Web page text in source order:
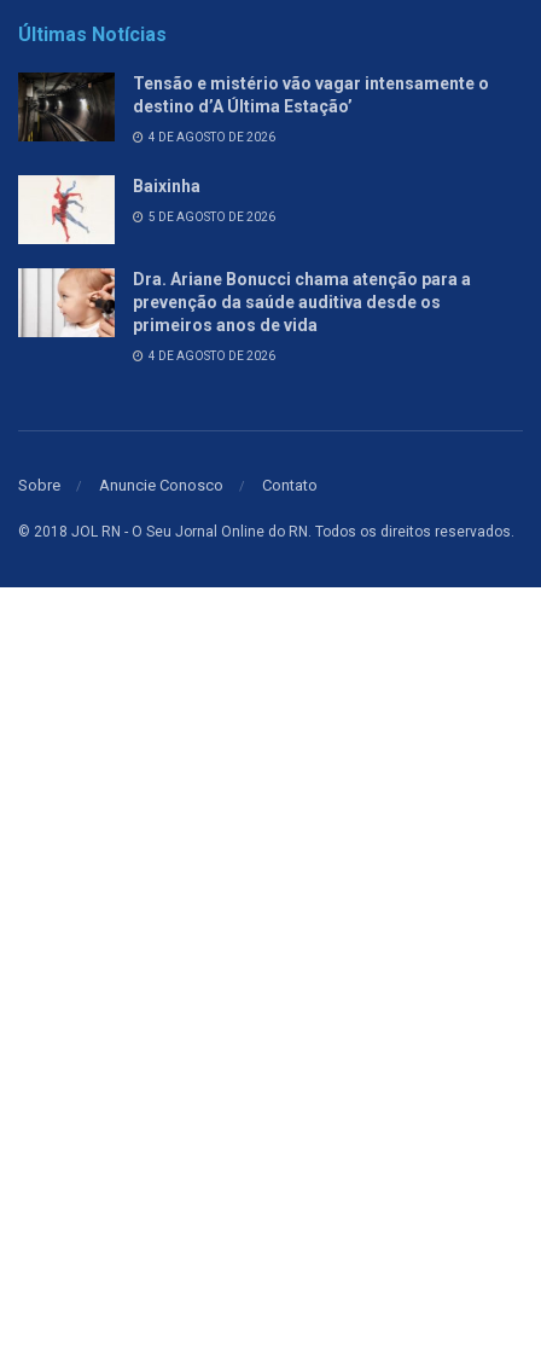
Últimas Notícias
Tensão e mistério vão vagar intensamente o
destino d’A Última Estação’
4 DE AGOSTO DE 2026
Baixinha
5 DE AGOSTO DE 2026
Dra. Ariane Bonucci chama atenção para a
prevenção da saúde auditiva desde os
primeiros anos de vida
4 DE AGOSTO DE 2026
Sobre Anuncie Conosco Contato
© 2018 JOL RN - O Seu Jornal Online do RN. Todos os direitos reservados.